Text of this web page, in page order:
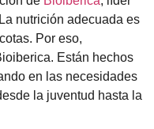
nutrición adecuada es
Por eso,
Están hechos
en las necesidades
la juventud hasta la